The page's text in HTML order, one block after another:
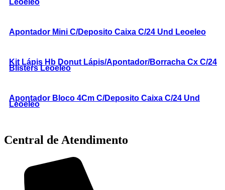
Leoeleo
Apontador Mini C/Deposito Caixa C/24 Und Leoeleo
Kit Lápis Hb Donut Lápis/Apontador/Borracha Cx C/24
Blisters Leoeleo
Apontador Bloco 4Cm C/Deposito Caixa C/24 Und
Leoeleo
Central de Atendimento